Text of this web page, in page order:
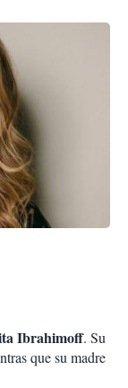
Ibrahimoff. Su
que su madre